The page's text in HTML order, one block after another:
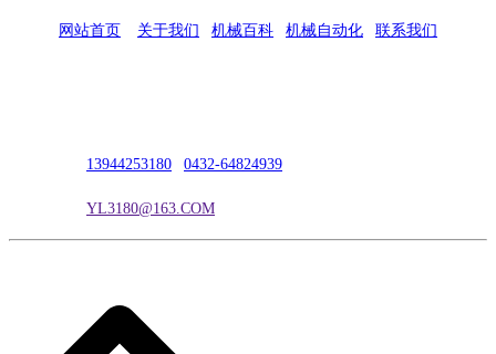
网站首页 关于我们 机械百科 机械自动化 联系我们
13944253180 0432-64824939
YL3180@163.COM